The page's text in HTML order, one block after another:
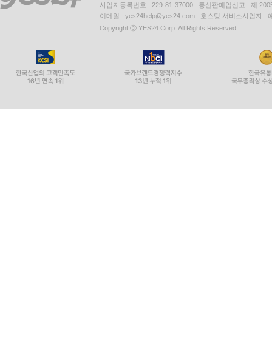
사업자등록번호 : 229-81-37000 통신판매업신고 : 제
이메일 : yes24help@yes24.com 호스팅 서비스사업자 :
Copyright ⓒ YES24 Corp. All Rights Reserved.